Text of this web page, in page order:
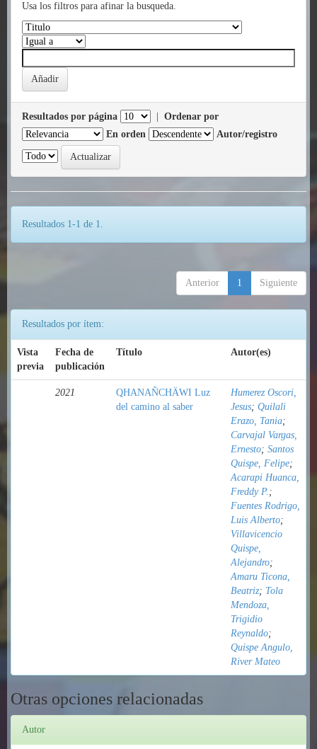
Usa los filtros para afinar la busqueda.
Resultados por página
Ordenar por
En orden
Autor/registro
Resultados 1-1 de 1.
Anterior 1 Siguiente
Resultados por ítem:
Vista
previa
Fecha de
publicación
Título Autor(es)
2021
QHANAÑCHÄWI Luz
del camino al saber
Humerez Oscori,
Jesus; Quilali
Erazo, Tania;
Carvajal Vargas,
Ernesto; Santos
Quispe, Felipe;
Acarapi Huanca,
Freddy P. ;
Fuentes Rodrigo,
Luis Alberto;
Villavicencio
Quispe,
Alejandro;
Amaru Ticona,
Beatriz; Tola
Mendoza,
Trigidio
Reynaldo;
Quispe Angulo,
River Mateo
Otras opciones relacionadas
Autor